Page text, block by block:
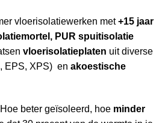
vloerisolatiewerken met+15 jaar
PUR spuitisolatie
vloerisolatieplaten uit diverse
EPS, XPS) en akoestische
beter geïsoleerd, hoe minder